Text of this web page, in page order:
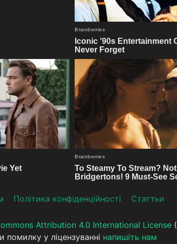
Політика конфіденційності Статтьи
Attribution 4.0 International License(
у ліцензуванні напишіть нам